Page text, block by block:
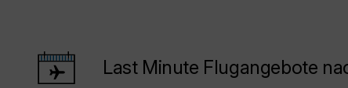
Last Minute Flugangebote